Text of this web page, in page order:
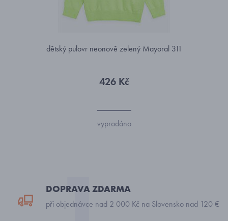
dětský pulovr neonově zelený Mayoral 311
426 Kč
vyprodáno
DOPRAVA ZDARMA
při objednávce nad 2 000 Kč na Slovensko nad 120 €